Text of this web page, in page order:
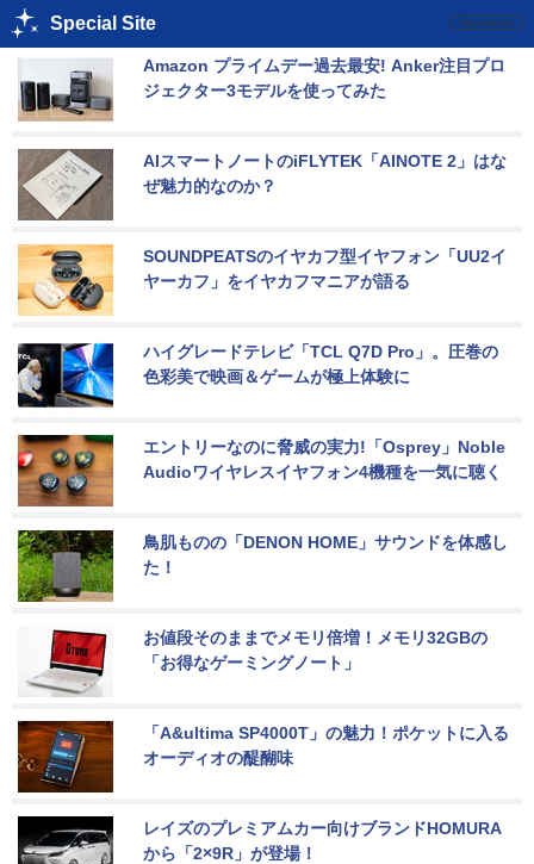
Special Site
Amazon プライムデー過去最安! Anker注目プロ
ジェクター3モデルを使ってみた
AIスマートノートのiFLYTEK「AINOTE 2」はな
ぜ魅力的なのか？
SOUNDPEATSのイヤカフ型イヤフォン「UU2イ
ヤーカフ」をイヤカフマニアが語る
ハイグレードテレビ「TCL Q7D Pro」。圧巻の
色彩美で映画＆ゲームが極上体験に
エントリーなのに脅威の実力!「Osprey」Noble
Audioワイヤレスイヤフォン4機種を一気に聴く
鳥肌ものの「DENON HOME」サウンドを体感し
た！
お値段そのままでメモリ倍増！メモリ32GBの
「お得なゲーミングノート」
「A&ultima SP4000T」の魅力！ポケットに入る
オーディオの醍醐味
レイズのプレミアムカー向けブランドHOMURA
から「2×9R」が登場！